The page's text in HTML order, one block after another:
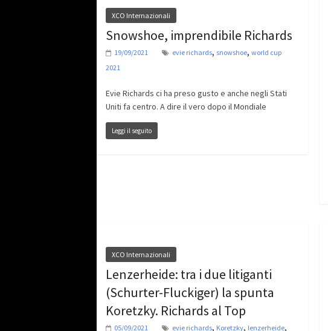
XCO Internazionali
Snowshoe, imprendibile Richards
19/09/2021 evie richards, snowshoe, world cup
2021
Evie Richards ci ha preso gusto e anche negli Stati
Uniti fa centro. A dire il vero dopo il Mondiale
Leggi il seguito
XCO Internazionali
Lenzerheide: tra i due litiganti
(Schurter-Fluckiger) la spunta
Koretzky. Richards al Top
05/09/2021 evie richards, Koretzky, lenzerheide,